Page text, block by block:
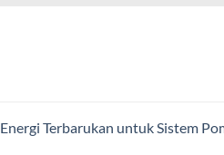
Energi Terbarukan untuk Sistem